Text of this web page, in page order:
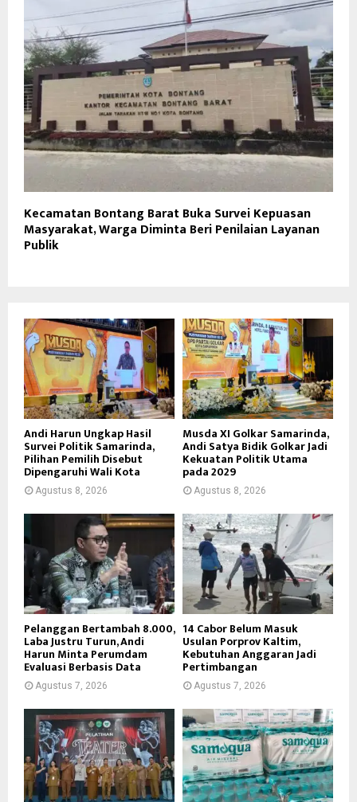
Kecamatan Bontang Barat Buka Survei Kepuasan
Masyarakat, Warga Diminta Beri Penilaian Layanan
Publik
Andi Harun Ungkap Hasil
Survei Politik Samarinda,
Pilihan Pemilih Disebut
Dipengaruhi Wali Kota
Agustus 8, 2026
Musda XI Golkar Samarinda,
Andi Satya Bidik Golkar Jadi
Kekuatan Politik Utama
pada 2029
Agustus 8, 2026
Pelanggan Bertambah 8.000,
Laba Justru Turun, Andi
Harun Minta Perumdam
Evaluasi Berbasis Data
Agustus 7, 2026
14 Cabor Belum Masuk
Usulan Porprov Kaltim,
Kebutuhan Anggaran Jadi
Pertimbangan
Agustus 7, 2026